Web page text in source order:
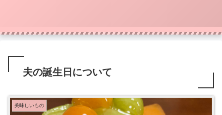
夫の誕生日について
美味しいもの